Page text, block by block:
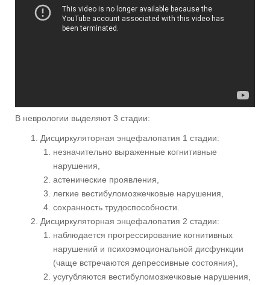
В неврологии выделяют 3 стадии:
Дисциркуляторная энцефалопатия 1 стадии:
незначительно выраженные когнитивные
нарушения,
астенические проявления,
легкие вестибуломозжечковые нарушения,
сохранность трудоспособности.
Дисциркуляторная энцефалопатия 2 стадии:
наблюдается прогрессирование когнитивных
нарушений и психоэмоциональной дисфункции
(чаще встречаются депрессивные состояния),
усугубляются вестибуломозжечковые нарушения,